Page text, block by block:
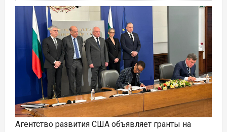
Агентство развития США объявляет гранты на